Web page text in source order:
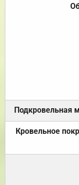
Подкровельная
Кровельное